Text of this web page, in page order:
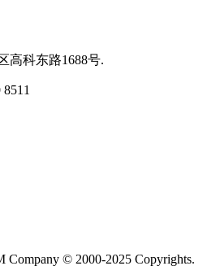
高科东路1688号.
Company © 2000-2025 Copyrights.